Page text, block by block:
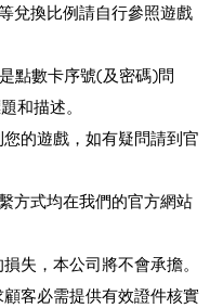
兌換比例請自行參照遊戲
點數卡序號(及密碼)問
和描述。
的遊戲，如有疑問請到官
方式均在我們的官方網站
失，本公司將不會承擔。
客必需提供有效證件核實